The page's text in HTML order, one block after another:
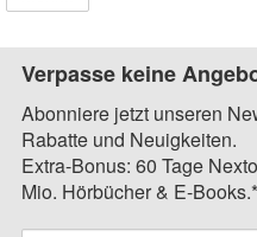
Verpasse keine
Abonniere jetzt unseren
Rabatte und Neuigkeiten.
Extra-Bonus: 60 Tage
Mio. Hörbücher & E-Books.*